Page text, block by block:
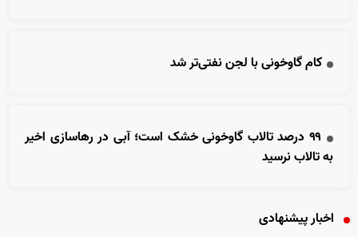
کام گاوخونی با لجن نفتی‌تر شد
۹۹ درصد تالاب گاوخونی خشک است؛ آبی در رهاسازی اخیر
به تالاب نرسید
اخبار پیشنهادی